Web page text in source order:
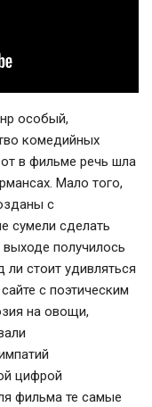
особый,
комедийных
в фильме речь шла
Мало того,
с
сумели сделать
получилось
ли стоит удивляться
с поэтическим
на овощи,
цифрой
фильма те самые